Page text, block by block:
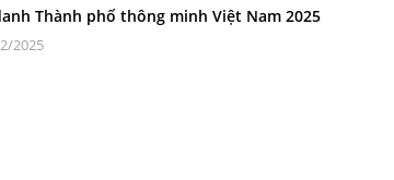
Thành phố thông minh Việt Nam 2025
2025